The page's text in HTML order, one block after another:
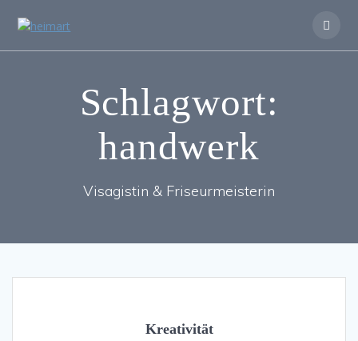
Schlagwort:
handwerk
Visagistin & Friseurmeisterin
Kreativität